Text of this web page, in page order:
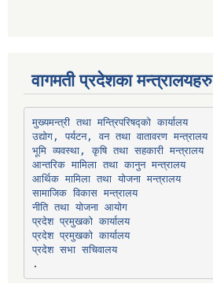
वागमती प्रदेशका मन्त्रालयहरु
मुख्यमन्त्री तथा मन्त्रिपरिषद्को कार्यालय
उद्योग, पर्यटन, वन तथा वातावरण मन्त्रालय
भूमि व्यवस्था, कृषि तथा सहकारी मन्त्रालय
आन्तरिक मामिला तथा कानुन मन्त्रालय
आर्थिक मामिला तथा योजना मन्त्रालय
सामाजिक विकास मन्त्रालय
नीति तथा योजना आयोग
प्रदेश प्रमुखको कार्यालय
प्रदेश प्रमुखको कार्यालय
प्रदेश सभा सचिवालय